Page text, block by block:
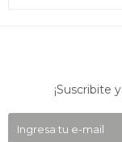
¡Suscribite